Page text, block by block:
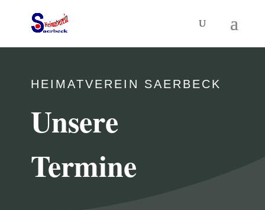
HEIMATVEREIN SAERBECK
Unsere
Termine